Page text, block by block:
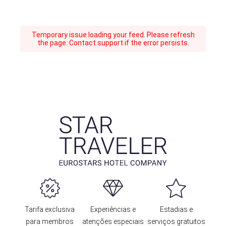
Temporary issue loading your feed. Please refresh
the page. Contact support if the error persists.
Tarifa exclusiva
para membros
Experiências e
atenções especiais
Estadias e
serviços gratuitos